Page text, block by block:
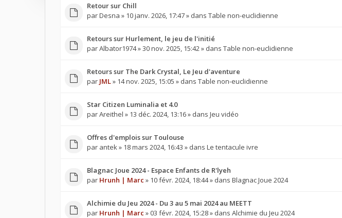
Retour sur Chill
parDesna » 10 janv. 2026, 17:47 » dans Table non-euclidienne
Retours sur Hurlement, le jeu de l'initié
parAlbator1974» 30 nov. 2025, 15:42 » dans Table non-euclidienne
Retours sur The Dark Crystal, Le Jeu d'aventure
par JML» 14 nov. 2025, 15:05 » dans Table non-euclidienne
Star Citizen Luminalia et 4.0
parAreithel » 13 déc. 2024, 13:16 » dans Jeu vidéo
Offres d'emplois sur Toulouse
par antek» 18 mars 2024, 16:43 » dans Le tentacule ivre
Blagnac Joue 2024 - Espace Enfants de R'lyeh
par Hrunh | Marc » 10 févr. 2024, 18:44 » dans Blagnac Joue 2024
Alchimie du Jeu 2024 - Du 3 au 5 mai 2024 au MEETT
par Hrunh | Marc » 03 févr. 2024, 15:28 » dans Alchimie du Jeu 2024